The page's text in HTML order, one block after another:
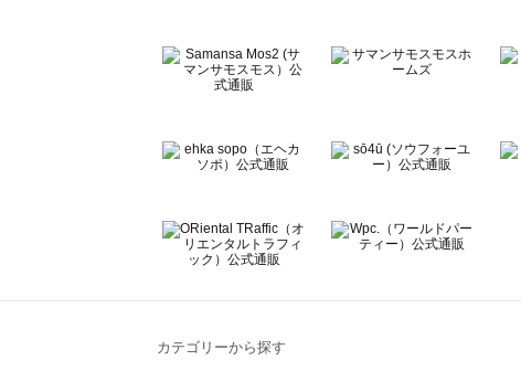
BETTY'S BLUE（べティーズブルー）のカーディガン一覧
Wpc.（ワールドパーティー）のカーディガン一覧
カテゴリーから探す